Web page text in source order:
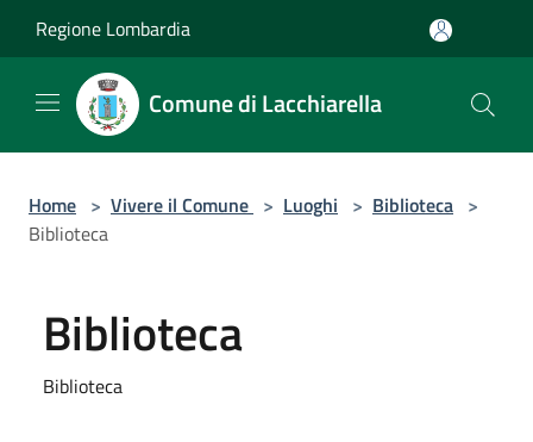
Regione Lombardia
Comune di Lacchiarella
Home > Vivere il Comune > Luoghi > Biblioteca >
Biblioteca
Biblioteca
Biblioteca